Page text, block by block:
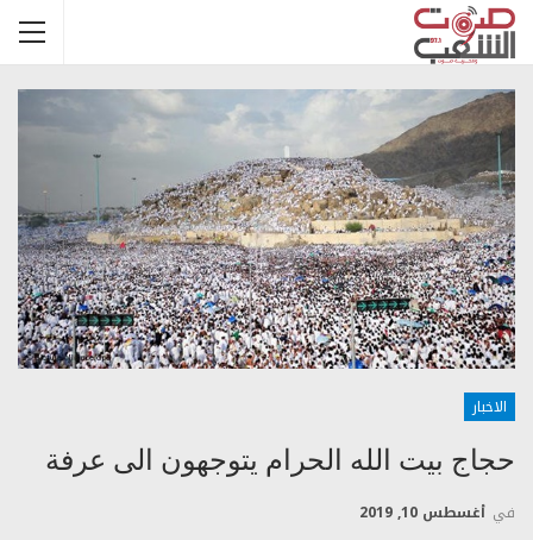
الاخبار
حجاج بيت الله الحرام يتوجهون الى عرفة
في أغسطس 10, 2019